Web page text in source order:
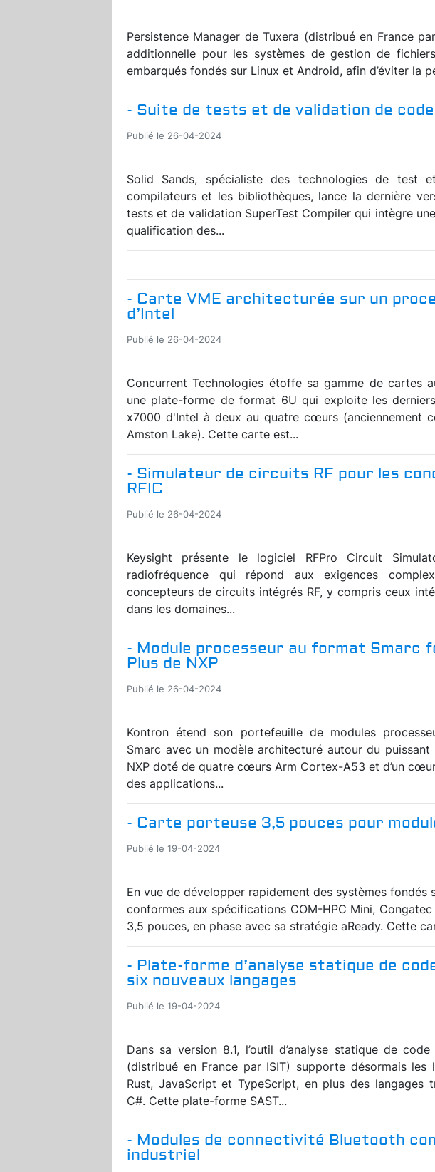
Persistence Manager de Tuxera (distribué en France
additionnelle pour les systèmes de gestion de
embarqués fondés sur Linux et Android, afin d’éviter la
- Suite de tests et de validation de
Publié le 26-04-2024
Solid Sands, spécialiste des technologies de test
compilateurs et les bibliothèques, lance la dernière
tests et de validation SuperTest Compiler qui intègre
qualification des...
- Carte VME architecturée sur un
d’Intel
Publié le 26-04-2024
Concurrent Technologies étoffe sa gamme de cartes
une plate-forme de format 6U qui exploite les
x7000 d'Intel à deux au quatre cœurs (anciennement
Amston Lake). Cette carte est...
- Simulateur de circuits RF pour les
RFIC
Publié le 26-04-2024
Keysight présente le logiciel RFPro Circuit
radiofréquence qui répond aux exigences
concepteurs de circuits intégrés RF, y compris ceux
dans les domaines...
- Module processeur au format Smarc
Plus de NXP
Publié le 26-04-2024
Kontron étend son portefeuille de modules
Smarc avec un modèle architecturé autour du
NXP doté de quatre cœurs Arm Cortex-A53 et d’un
des applications...
- Carte porteuse 3,5 pouces pour
Publié le 19-04-2024
En vue de développer rapidement des systèmes fondés
conformes aux spécifications COM-HPC Mini,
3,5 pouces, en phase avec sa stratégie aReady. Cette
- Plate-forme d’analyse statique de
six nouveaux langages
Publié le 19-04-2024
Dans sa version 8.1, l’outil d’analyse statique de
(distribué en France par ISIT) supporte désormais les
Rust, JavaScript et TypeScript, en plus des langages
C#. Cette plate-forme SAST...
- Modules de connectivité Bluetooth
industriel